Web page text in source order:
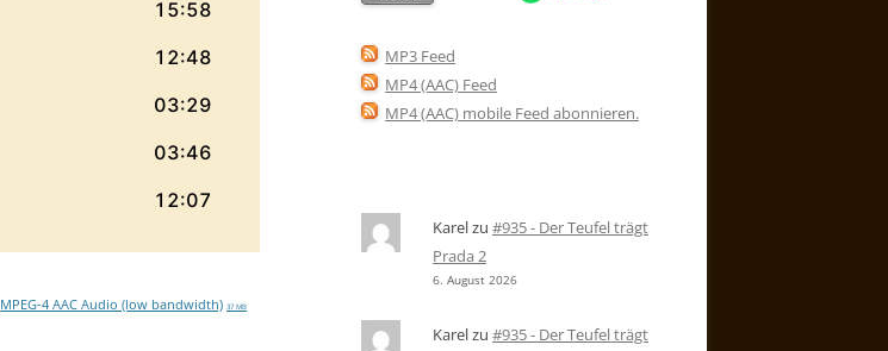
MPEG-4 AAC Audio (low bandwidth) 37 MB
MP3 Feed
MP4 (AAC) Feed
MP4 (AAC) mobile Feed abonnieren.
Karelzu #935 - Der Teufel trägt
Prada 2
6. August 2026
Karelzu #935 - Der Teufel trägt